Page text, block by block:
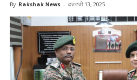
By Rakshak News - ਫਰਵਰੀ 13, 2025